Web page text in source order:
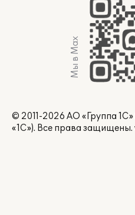
Мы в Max
© 2011-2026 АО «Группа
«1С»). Все права защищены.